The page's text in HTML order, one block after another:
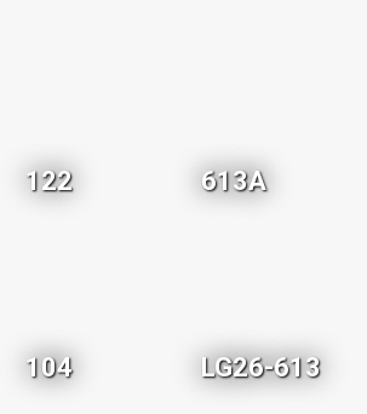
122 613A
104 LG26-613